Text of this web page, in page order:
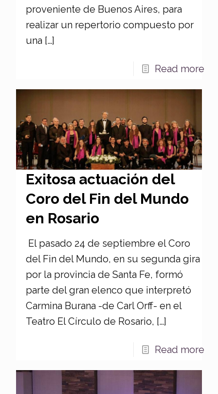
proveniente de Buenos Aires, para
realizar un repertorio compuesto por
una […]
Read more
Exitosa actuación del
Coro del Fin del Mundo
en Rosario
El pasado 24 de septiembre el Coro
del Fin del Mundo, en su segunda gira
por la provincia de Santa Fe, formó
parte del gran elenco que interpretó
Carmina Burana -de Carl Orff- en el
Teatro El Círculo de Rosario, […]
Read more